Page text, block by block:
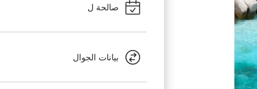
صالحة ل
بيانات الجوال